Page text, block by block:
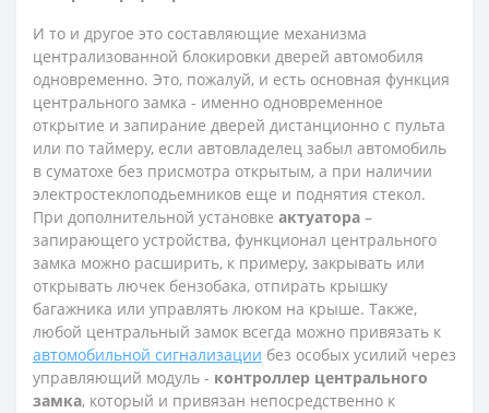
И то и другое это составляющие механизма
централизованной блокировки дверей автомобиля
одновременно. Это, пожалуй, и есть основная функция
центрального замка - именно одновременное
открытие и запирание дверей дистанционно с пульта
или по таймеру, если автовладелец забыл автомобиль
в суматохе без присмотра открытым, а при наличии
электростеклоподьемников еще и поднятия стекол.
При дополнительной установке актуатора –
запирающего устройства, функционал центрального
замка можно расширить, к примеру, закрывать или
открывать лючек бензобака, отпирать крышку
багажника или управлять люком на крыше. Также,
любой центральный замок всегда можно привязать к
автомобильной сигнализации без особых усилий через
управляющий модуль - контроллер центрального
замка, который и привязан непосредственно к